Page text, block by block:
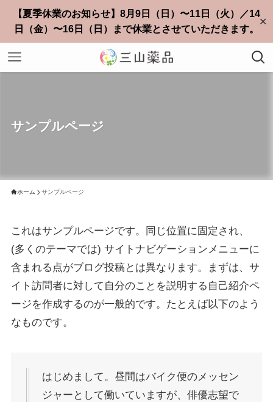
【夏季休業のお知らせ】8月9日（日）〜11日（火）／14
日（金）〜16日（日）まで休業とさせていただきます。
✕
サンプルページ
ホーム サンプルページ
これはサンプルページです。同じ位置に固定され、
(多くのテーマでは) サイトナビゲーションメニューに
含まれる点がブログ投稿とは異なります。まずは、サ
イト訪問者に対して自分のことを説明する自己紹介ペ
ージを作成するのが一般的です。たとえば以下のよう
なものです。
はじめまして。昼間はバイク便のメッセン
ジャーとして働いていますが、俳優志望で